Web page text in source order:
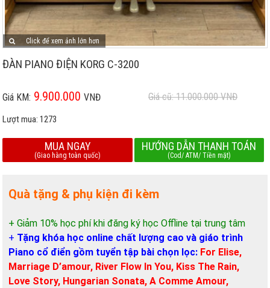
Click để xem ảnh lớn hơn
ĐÀN PIANO ĐIỆN KORG C-3200
Giá KM: 9.900.000VNĐ Giá cũ: 11.000.000VNĐ
Lượt mua:1273
MUA NGAY
(Giao hàng toàn quốc)
HƯỚNG DẪN THANH TOÁN
(Cod/ ATM/ Tiền mặt)
Quà tặng & phụ kiện đi kèm
+ Giảm 10% học phí khi đăng ký học Offline tại trung tâm
+ Tặng khóa học online chất lượng cao và giáo trình
Piano cổ điển gồm tuyển tập bài chọn lọc: For Elise,
Marriage D’amour, River Flow In You, Kiss The Rain,
Love Story, Hungarian Sonata, A Comme Amour,